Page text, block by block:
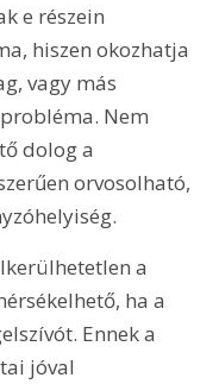
e részein
hiszen okozhatja
vagy más
Nem
dolog a
orvosolható,
a
ha a
Ennek a
jóval